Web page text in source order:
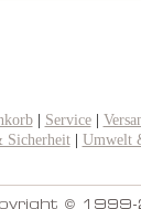
| Service|
Sicherheit| Umwelt